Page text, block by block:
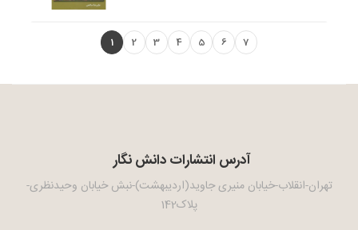
1 2 3 4 5 6 7
آدرس انتشارات دانش نگار
تهران-انقلاب-خیابان منیری جاوید(اردیبهشت)-نبش خیابان وحیدنظری-
پلاک142